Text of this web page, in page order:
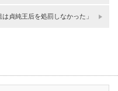
貞純王后を処罰しなかった」